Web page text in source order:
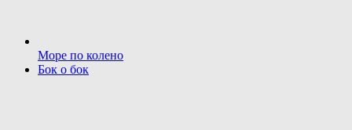
Море по колено
Бок о бок